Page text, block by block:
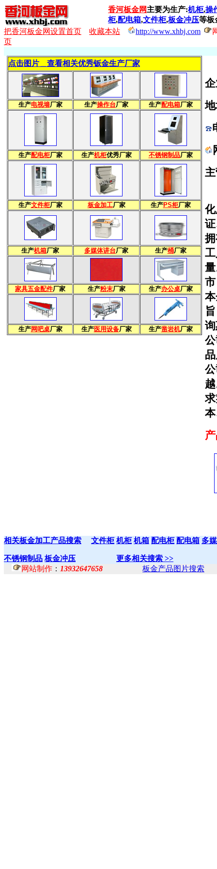
香河板金网主要为生产:机柜,操
柜,配电箱,文件柜,板金冲压等板
把香河板金网设置首页
收藏本站 http://www.xhbj.com
页
点击图片＿查看相关优秀钣金生产厂家
生产电视墙厂家 生产操作台厂家 生产配电箱厂家
生产配电柜厂家 生产机柜优秀厂家 不锈钢制品厂家
生产文件柜厂家 板金加工厂家 生产PS柜厂家
生产机箱厂家 多媒体讲台厂家 生产桶厂家
家具五金配件厂家 生产粉末厂家 生产办公桌厂家
生产网吧桌厂家 生产医用设备厂家 生产凿岩机厂家
相关板金加工产品搜索 文件柜 机柜 机箱 配电柜 配电箱 多
不锈钢制品 板金冲压
更多相关搜索 >>
网站制作 ： 13932647658 板金产品图片搜索